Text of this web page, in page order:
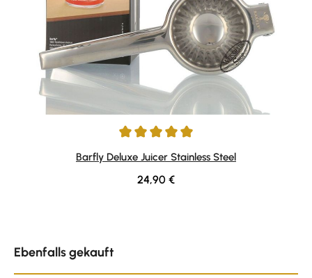
Durchschnittliche Bewertung von 5 von 5 Sternen
Barfly Deluxe Juicer Stainless Steel
Regulärer Preis:
24,90 €
Ebenfalls gekauft